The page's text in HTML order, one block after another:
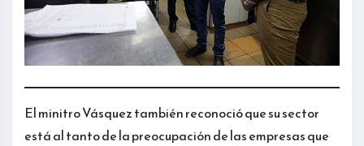
El minitro Vásquez también reconoció que su sector
está al tanto de la preocupación de las empresas que